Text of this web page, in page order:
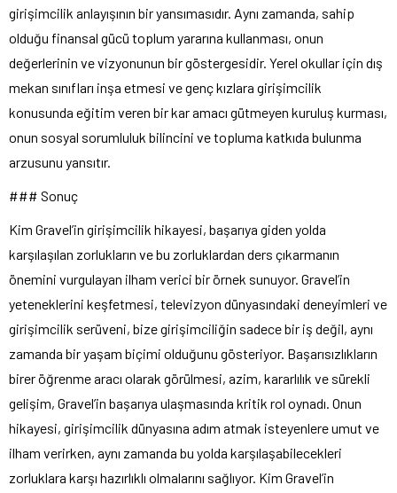
girişimcilik anlayışının bir yansımasıdır. Aynı zamanda, sahip
olduğu finansal gücü toplum yararına kullanması, onun
değerlerinin ve vizyonunun bir göstergesidir. Yerel okullar için dış
mekan sınıfları inşa etmesi ve genç kızlara girişimcilik
konusunda eğitim veren bir kar amacı gütmeyen kuruluş kurması,
onun sosyal sorumluluk bilincini ve topluma katkıda bulunma
arzusunu yansıtır.
### Sonuç
Kim Gravel’in girişimcilik hikayesi, başarıya giden yolda
karşılaşılan zorlukların ve bu zorluklardan ders çıkarmanın
önemini vurgulayan ilham verici bir örnek sunuyor. Gravel’in
yeteneklerini keşfetmesi, televizyon dünyasındaki deneyimleri ve
girişimcilik serüveni, bize girişimciliğin sadece bir iş değil, aynı
zamanda bir yaşam biçimi olduğunu gösteriyor. Başarısızlıkların
birer öğrenme aracı olarak görülmesi, azim, kararlılık ve sürekli
gelişim, Gravel’in başarıya ulaşmasında kritik rol oynadı. Onun
hikayesi, girişimcilik dünyasına adım atmak isteyenlere umut ve
ilham verirken, aynı zamanda bu yolda karşılaşabilecekleri
zorluklara karşı hazırlıklı olmalarını sağlıyor. Kim Gravel’in